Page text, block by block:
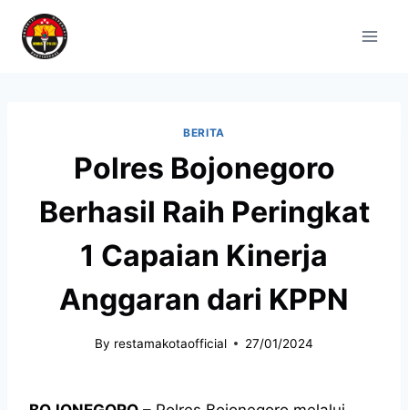
BERITA
Polres Bojonegoro
Berhasil Raih Peringkat
1 Capaian Kinerja
Anggaran dari KPPN
By restamakotaofficial 27/01/2024